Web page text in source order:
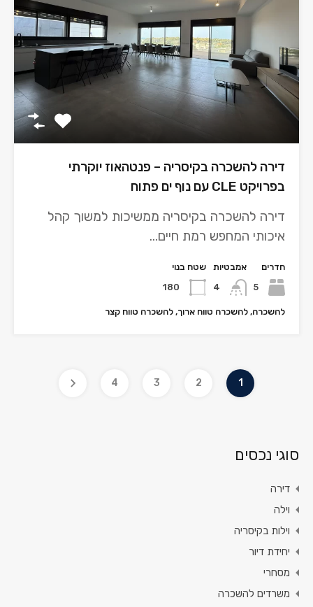
דירה להשכרה בקיסריה – פנטהאוז יוקרתי
בפרויקט CLE עם נוף ים פתוח
דירה להשכרה בקיסריה ממשיכות למשוך קהל
איכותי המחפש רמת חיים…
חדרים
5
אמבטיות
4
שטח בנוי
180
להשכרה, להשכרה טווח ארוך, להשכרה טווח קצר​
1
2
3
4
סוגי נכסים
דירה
וילה
וילות בקיסריה
יחידת דיור
מסחרי
משרדים להשכרה